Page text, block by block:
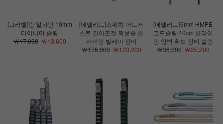
[그리벨]링 알파인 10mm
다이니마 슬링
￦17,000￦13,600
[에델리드]스위치 어드저
스트 길이조절 확보줄 클
라이밍 빌레이 장비
￦176,000￦123,200
[에델리드]6mm HMPE
코드슬링 40cm 클라이
밍 암벽 확보 장비 슬링
￦36,000￦25,200